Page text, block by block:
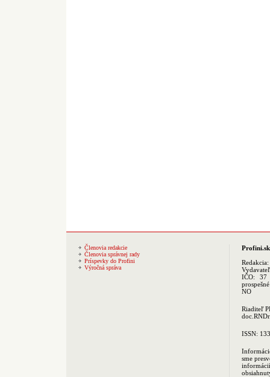
Členovia redakcie
Členovia správnej rady
Príspevky do Profini
Výročná správa
Profini.sk
Redakcia:
IČO: 37
NO
Riaditeľ
ISSN:
sme